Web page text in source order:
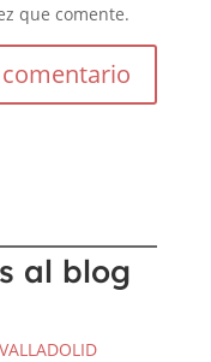
que comente.
al blog